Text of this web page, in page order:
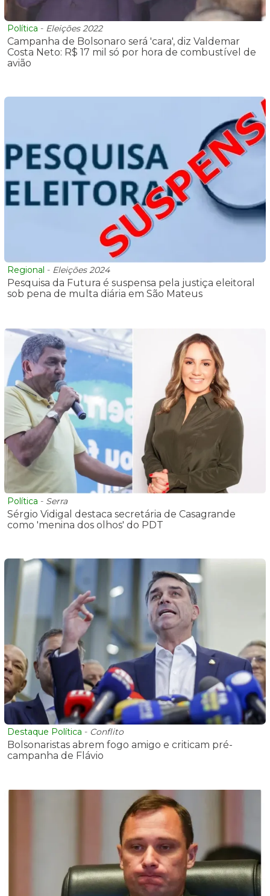
Política - Eleições 2022
Campanha de Bolsonaro será 'cara', diz Valdemar
Costa Neto: R$ 17 mil só por hora de combustível de
avião
Regional - Eleições 2024
Pesquisa da Futura é suspensa pela justiça eleitoral
sob pena de multa diária em São Mateus
Política - Serra
Sérgio Vidigal destaca secretária de Casagrande
como 'menina dos olhos' do PDT
Destaque Política - Conflito
Bolsonaristas abrem fogo amigo e criticam pré-
campanha de Flávio